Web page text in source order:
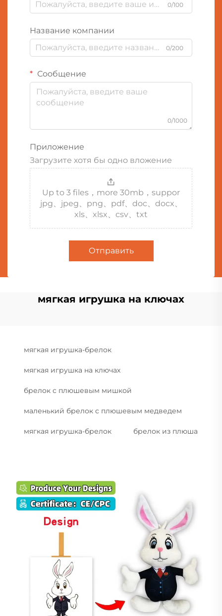
0/100
Название компании
0/200
Сообщение
0/1000
Приложение
Загрузите хотя бы одно вложение
Up to 3 files，more 30mb，suppor
jpg、jpeg、png、pdf、doc、docx、
xls、xlsx、csv、txt
Отправить
мягкая игрушка на ключах
мягкая игрушка-брелок
мягкая игрушка на ключах
брелок с плюшевым мишкой
маленький брелок с плюшевым медведем
мягкая игрушка-брелок брелок из плюша